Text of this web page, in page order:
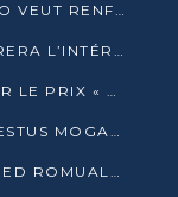
L’ORDRE DES INGÉNIEURS DU CONGO VEUT RENFORCER L’ÉTHIQUE ET LA CRÉDIBILITÉ DE LA PROFESSION
COSERCO : VALENTIN BOWAO ASSURERA L’INTÉRIM À LA TÊTE DU BUREAU EXÉCUTIF NATIONAL
MAMADI DOUMBOUYA DISTINGUÉ PAR LE PRIX « SUPER GRAND BÂTISSEUR BABACAR N’DIAYE »
BOTSWANA : L’ANCIEN PRÉSIDENT FESTUS MOGAE EST MORT À 86 ANS
UNIVERSITÉ MARIEN NGOUABI : ALFRED ROMUALD NGUYA POATY SOUTIENT UNE THÈSE SUR LE PARADOXE DE LA CROISSANCE EN ZONE CEMAC